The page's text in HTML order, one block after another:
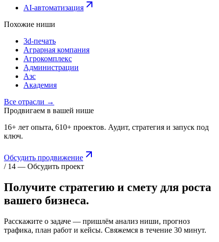
AI-автоматизация
Похожие ниши
3d-печать
Аграрная компания
Агрокомплекс
Администрации
Азс
Академия
Все отрасли →
Продвигаем в вашей нише
16+ лет опыта, 610+ проектов. Аудит, стратегия и запуск под
ключ.
Обсудить продвижение
/ 14 — Обсудить проект
Получите стратегию и смету для роста
вашего бизнеса.
Расскажите о задаче — пришлём анализ ниши, прогноз
трафика, план работ и кейсы. Свяжемся в течение 30 минут.